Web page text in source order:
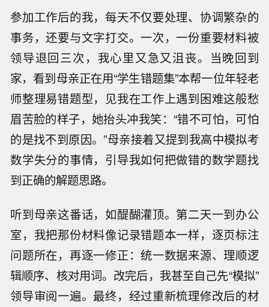
参加工作后的我，每天不仅要处理、协调繁杂的
事务，还要与文字打交。一次，一份重要材料被
领导退回三次，我心里又急又沮丧。当晚回到
家，看到母亲正在用“学生错题集”本帮一位年轻老
师整理易错题型，见我在工作上遇到困难这般愁
眉苦脸的样子，她抬头冲我笑：“错不可怕，可怕
的是找不到原因。”母亲接着又提到我高中模拟考
数学失分的事情，引导我如何把做错的数学题找
到正确的解题思路。
听到母亲这番话，如醍醐灌顶。第二天一到办公
室，我把那份材料像记录错题本一样，逐页标注
问题所在，再逐一修正：统一数据来源、理顺逻
辑顺序、核对用词。改完后，我甚至自己先“模拟”
领导审阅一遍。最终，经过重新梳理修改后的材